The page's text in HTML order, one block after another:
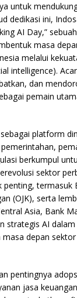
untuk
dedikasi ini,
AI Day,”
masa
melalui
intelligence).
dan
pemain
platform
berkumpul
sektor
penting, termasuk
(OJK), serta
Asia, Bank
strategis AI
depan
pentingnya
jasa